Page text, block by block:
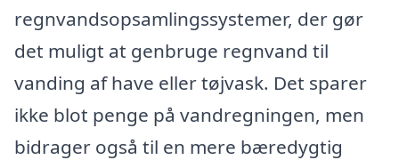
regnvandsopsamlingssystemer, der gør
det muligt at genbruge regnvand til
vanding af have eller tøjvask. Det sparer
ikke blot penge på vandregningen, men
bidrager også til en mere bæredygtig